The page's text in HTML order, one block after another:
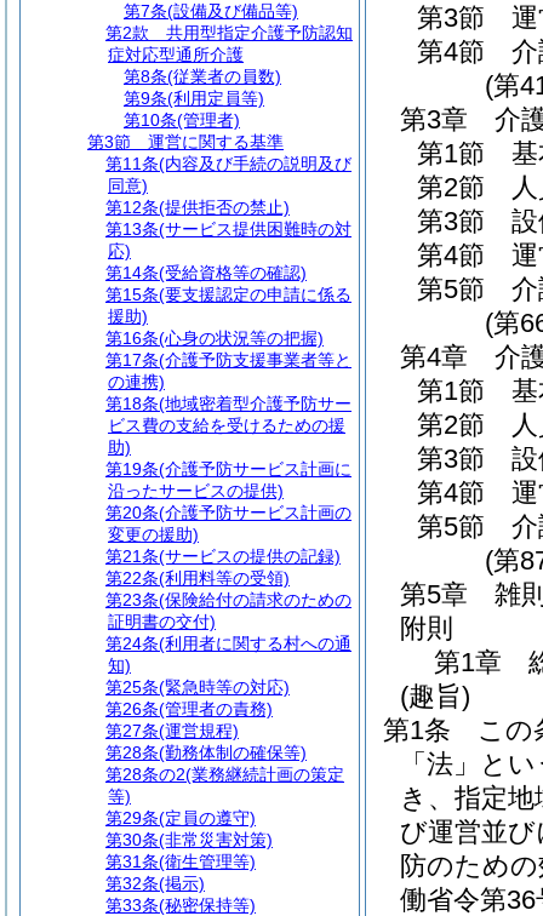
第3節
第4節
(第
第3章
介
第1節
第2節
第3節
第4節
第5節
(第
第4章
介
第1節
第2節
第3節
第4節
第5節
(第
第5章
雑
附則
第1章
(趣旨)
第1条
この
「法」と
き、指定
び運営並
防のため
働省令第36
第7条(設備及び備品等)
第2款
共用型指定介護予防認知
症対応型通所介護
第8条(従業者の員数)
第9条(利用定員等)
第10条(管理者)
第3節
運営に関する基準
第11条(内容及び手続の説明及び
同意)
第12条(提供拒否の禁止)
第13条(サービス提供困難時の対
応)
第14条(受給資格等の確認)
第15条(要支援認定の申請に係る
援助)
第16条(心身の状況等の把握)
第17条(介護予防支援事業者等と
の連携)
第18条(地域密着型介護予防サー
ビス費の支給を受けるための援
助)
第19条(介護予防サービス計画に
沿ったサービスの提供)
第20条(介護予防サービス計画の
変更の援助)
第21条(サービスの提供の記録)
第22条(利用料等の受領)
第23条(保険給付の請求のための
証明書の交付)
第24条(利用者に関する村への通
知)
第25条(緊急時等の対応)
第26条(管理者の責務)
第27条(運営規程)
第28条(勤務体制の確保等)
第28条の2(業務継続計画の策定
等)
第29条(定員の遵守)
第30条(非常災害対策)
第31条(衛生管理等)
第32条(掲示)
第33条(秘密保持等)